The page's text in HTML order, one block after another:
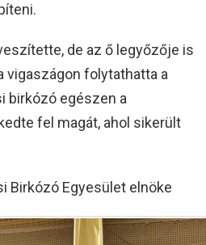
de az ő legyőzője is
vigaszágon folytathatta a
birkózó egészen a
fel magát, ahol sikerült
Birkózó Egyesület elnöke